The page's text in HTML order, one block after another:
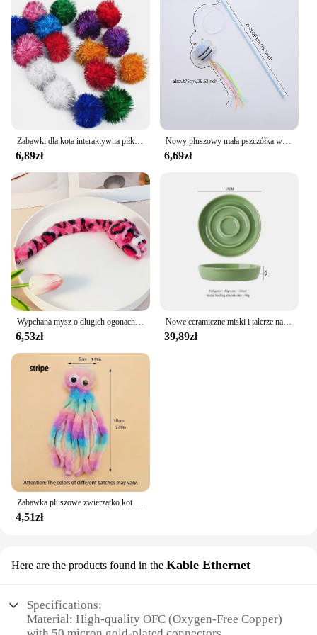
Zabawki dla kota interaktywna piłka zabawka szkoleniowa dla kociak interaktywny pierścień dźwiękowy papierowa gra w piłkę kot akcesoria
6,89zł
Nowy pluszowy mała pszczółka w kształcie kota-dokuczający kij wykwintny kolor frędzli świeży pręt plastikowy
6,69zł
Wypchana mysz o długich ogonach zabawka dla kota zabawka dla kota ogonem ma szeleszczącą interaktywną zabawę od czasu zabawka dla kota
6,53zł
Nowe ceramiczne miski i talerze na karmę dla zwierząt domowych Anti-Knock Miski na karmę dla kotów do ochrony półki szyjnej Wysuwana umywalka dla psów Pet Supplie
39,89zł
Zabawka pluszowe zwierzątko kot pies ośmiornica topoli Puzzle odporna na ugryzienia interaktywne
4,51zł
Here are the products found in the Kable Ethernet
Specifications:
Material: High-quality OFC (Oxygen-Free Copper)